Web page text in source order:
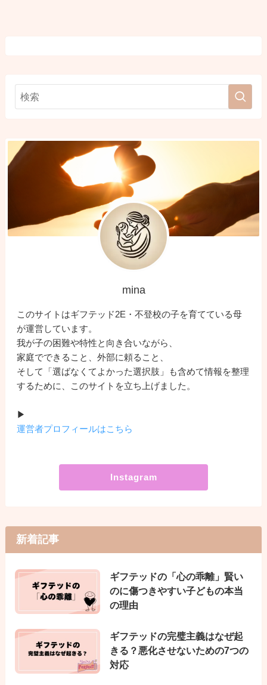
mina
このサイトはギフテッド2E・不登校の子を育てている母
が運営しています。
我が子の困難や特性と向き合いながら、
家庭でできること、外部に頼ること、
そして「選ばなくてよかった選択肢」も含めて情報を整理
するために、このサイトを立ち上げました。
▶
運営者プロフィールはこちら
Instagram
新着記事
ギフテッドの「心の乖離」賢い
のに傷つきやすい子どもの本当
の理由
ギフテッドの完璧主義はなぜ起
きる？悪化させないための7つの
対応